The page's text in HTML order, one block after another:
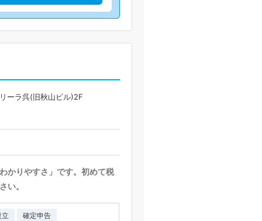
ーラ呉(旧秋山ビル)2F
かりやすさ」です。初めて税
い。
確定申告